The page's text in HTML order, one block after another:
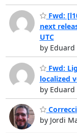
Fwd:
next
UTC
by Eduard
Fwd:
localized
by Eduard
by Jordi